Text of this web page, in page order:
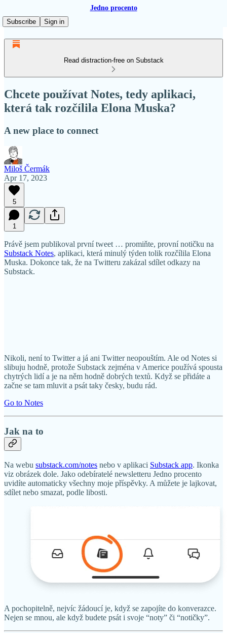
Jedno procento
Subscribe
Sign in
Read distraction-free on Substack
Chcete používat Notes, tedy aplikaci,
která tak rozčílila Elona Muska?
A new place to connect
Miloš Čermák
Apr 17, 2023
5
1
Právě jsem publikoval první tweet … promiňte, provní notičku na
Substack Notes, aplikaci, která minulý týden tolik rozčílila Elona
Muska. Dokonce tak, že na Twitteru zakázal sdílet odkazy na
Substack.
Nikoli, není to Twitter a já ani Twitter neopouštím. Ale od Notes si
slibuju hodně, protože Substack zejména v Americe používá spousta
chytrých lidí a je na něm hodně dobrých textů. Když se přidáte a
začne se tam mluvit a psát taky česky, budu rád.
Go to Notes
Jak na to
Na webu substack.com/notes nebo v aplikaci Substack app. Ikonka
viz obrázek dole. Jako odebíratelé newsletteru Jedno procento
uvidíte automaticky všechny moje příspěvky. A můžete je lajkovat,
sdílet nebo smazat, podle libosti.
A pochopitelně, nejvíc žádoucí je, když se zapojíte do konverazce.
Nejen se mnou, ale když budete psát i svoje “noty” či “notičky”.